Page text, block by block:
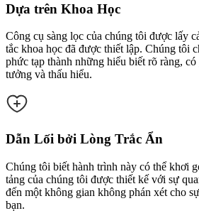
Dựa trên Khoa Học
Công cụ sàng lọc của chúng tôi được lấy
tắc khoa học đã được thiết lập. Chúng tôi
phức tạp thành những hiểu biết rõ ràng,
tưởng và thấu hiểu.
Dẫn Lối bởi Lòng Trắc Ẩn
Chúng tôi biết hành trình này có thể khơi
tảng của chúng tôi được thiết kế với sự
đến một không gian không phán xét cho
bạn.